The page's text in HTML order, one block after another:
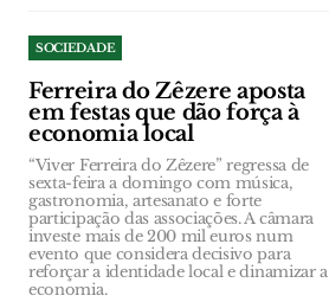
SOCIEDADE
Ferreira do Zêzere aposta
em festas que dão força à
economia local
“Viver Ferreira do Zêzere” regressa de
sexta-feira a domingo com música,
gastronomia, artesanato e forte
participação das associações. A câmara
investe mais de 200 mil euros num
evento que considera decisivo para
reforçar a identidade local e dinamizar a
economia.